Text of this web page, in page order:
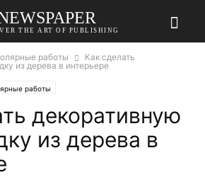
THE ART OF PUBLISHING
работы
Как сделать
из дерева в интерьере
работы
декоративную
из дерева в